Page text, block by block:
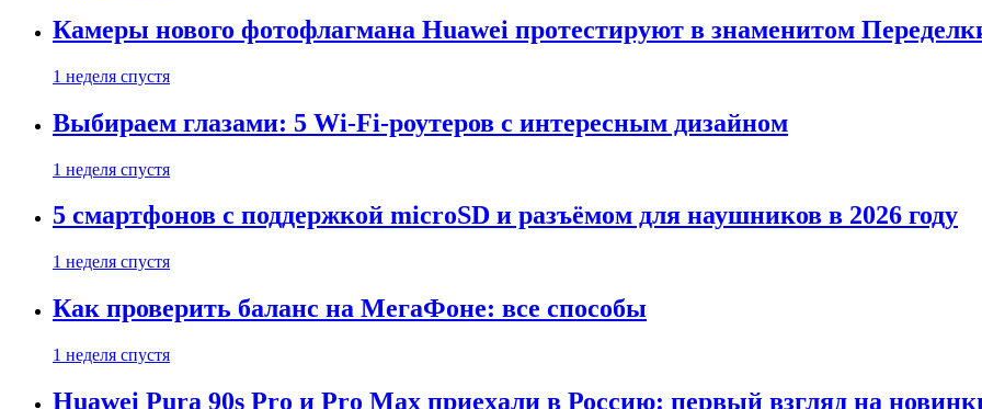
Камеры нового фотофлагмана Huawei протестируют в знаменитом
1 неделя спустя
Выбираем глазами: 5 Wi-Fi-роутеров с интересным дизайном
1 неделя спустя
5 смартфонов с поддержкой microSD и разъёмом для наушников в 2026 году
1 неделя спустя
Как проверить баланс на МегаФоне: все способы
1 неделя спустя
Huawei Pura 90s Pro и Pro Max приехали в Россию: первый взгляд на